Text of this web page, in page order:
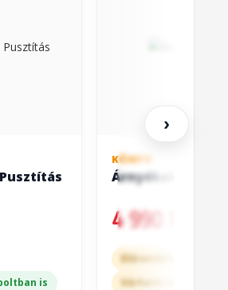
is
KÖNYV
Árnyékok
4 990 Ft
Előrendelhető
Várható érkezés: 2-
›